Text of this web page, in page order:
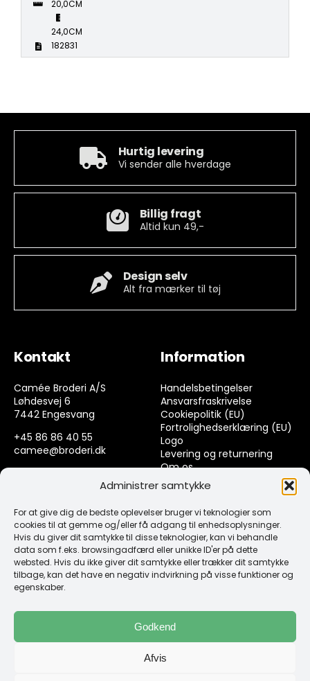
Administrer samtykke
For at give dig de bedste oplevelser bruger vi teknologier som
cookies til at gemme og/eller få adgang til enhedsoplysninger.
Hvis du giver dit samtykke til disse teknologier, kan vi behandle
data som f.eks. browsingadfærd eller unikke ID'er på dette
websted. Hvis du ikke giver dit samtykke eller trækker dit samtykke
tilbage, kan det have en negativ indvirkning på visse funktioner og
egenskaber.
Godkend
Afvis
20,0CM
24,0CM
182831
Hurtig levering
Vi sender alle hverdage
Billig fragt
Altid kun 49,-
Design selv
Alt fra mærker til tøj
Kontakt
Camée Broderi A/S
Løhdesvej 6
7442 Engesvang
+45 86 86 40 55
camee@broderi.dk
Information
Handelsbetingelser
Ansvarsfraskrivelse
Cookiepolitik (EU)
Fortrolighedserklæring (EU)
Logo
Levering og returnering
Om os
Kontakt
Links
Spørgsmål & Svar
Tråd
Design selv guide
Konto
Log ind